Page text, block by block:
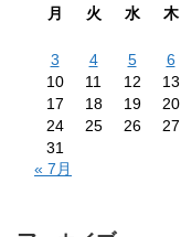
月
火 水 木
3
4 5 6
10
11 12 13
17
18 19 20
24
25 26 27
31
« 7月